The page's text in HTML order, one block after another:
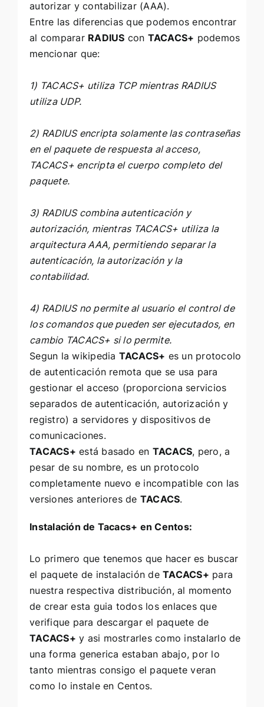
autorizar y contabilizar (AAA).
Entre las diferencias que podemos encontrar
al comparar RADIUS con TACACS+ podemos
mencionar que:
1) TACACS+ utiliza TCP mientras RADIUS
utiliza UDP.
2) RADIUS encripta solamente las contraseñas
en el paquete de respuesta al acceso,
TACACS+ encripta el cuerpo completo del
paquete.
3) RADIUS combina autenticación y
autorización, mientras TACACS+ utiliza la
arquitectura AAA, permitiendo separar la
autenticación, la autorización y la
contabilidad.
4) RADIUS no permite al usuario el control de
los comandos que pueden ser ejecutados, en
cambio TACACS+ si lo permite.
Segun la wikipedia TACACS+ es un protocolo
de autenticación remota que se usa para
gestionar el acceso (proporciona servicios
separados de autenticación, autorización y
registro) a servidores y dispositivos de
comunicaciones.
TACACS+ está basado en TACACS, pero, a
pesar de su nombre, es un protocolo
completamente nuevo e incompatible con las
versiones anteriores de TACACS.
Instalación de Tacacs+ en Centos:
Lo primero que tenemos que hacer es buscar
el paquete de instalación deTACACS+ para
nuestra respectiva distribución, al momento
de crear esta guia todos los enlaces que
verifique para descargar el paquete de
TACACS+ y asi mostrarles como instalarlo de
una forma generica estaban abajo, por lo
tanto mientras consigo el paquete veran
como lo instale en Centos.